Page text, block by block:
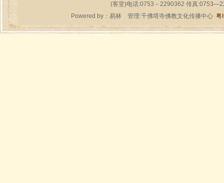
(客堂)电话:0753－2290362 传真
Powered by： 易林管理:千佛塔寺佛教文化传播中心 粤